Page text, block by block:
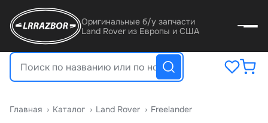
Оригинальные б/у запчасти
Land Rover из Европы и США
Главная › Катало › Land Rover › Freelander